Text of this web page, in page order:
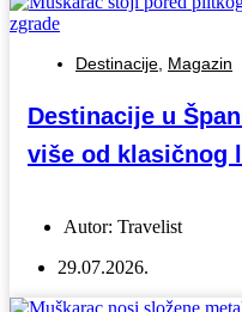
Destinacije, Magazin
Destinacije u
više od klasičnog
Autor: Travelist
29.07.2026.